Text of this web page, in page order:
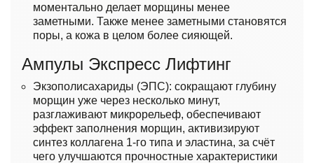
моментально делает морщины менее
заметными. Также менее заметными становятся
поры, а кожа в целом более сияющей.
Ампулы Экспресс Лифтинг
Экзополисахариды (ЭПС): сокращают глубину
морщин уже через несколько минут,
разглаживают микрорельеф, обеспечивают
эффект заполнения морщин, активизируют
синтез коллагена 1-го типа и эластина, за счёт
чего улучшаются прочностные характеристики